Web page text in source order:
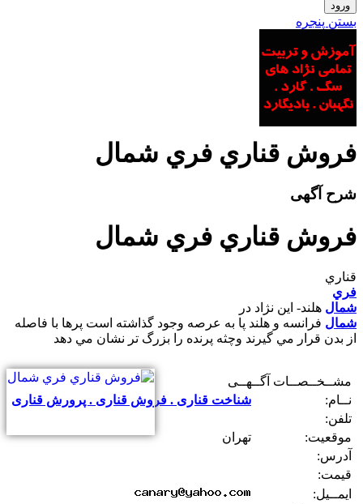
بستن پنجره
فروش قناري فري شمال
شرح آگهی
فروش قناري فري شمال
قناري
فري
شمال هلند- اين نژاد در
شمال فرانسه و هلند پا به عرصه وجود گذاشته است پرها با فاصله
از بدن قرار مي گيرند وچثه پرنده را بزرگ تر نشان مي دهد
مشــخــصــات آگــهــی
نــام:
شناخت قناری . فروش قناری . پرورش قناری
تلفن:
موقعیت:
تهران
آدرس:
قیمت:
ایمــیل: